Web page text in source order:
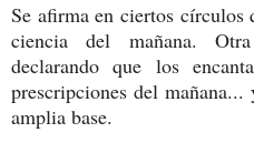
Se afirma en ciertos círculos
ciencia del mañana.
declarando que los
prescripciones del
amplia base.